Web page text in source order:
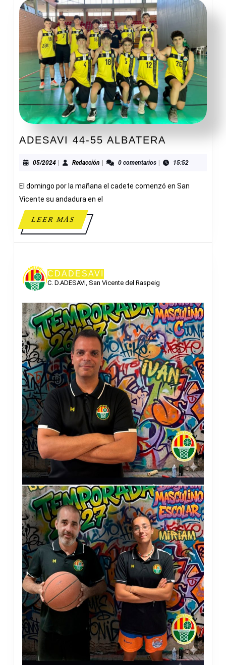
ADESAVI 44-55 ALBATERA
55
05/202405/2024Redacción Redacción0 comentarios 15:52
El domingo por la mañana el cadete comenzó en San
Vicente su andadura en el
LEER MÁSLEER
MÁS
CDADESAVI
C. D.ADESAVI, San Vicente del Raspeig